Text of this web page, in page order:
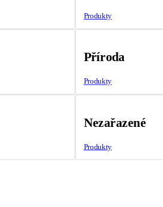
Produkty
Příroda
Produkty
Nezařazené
Produkty